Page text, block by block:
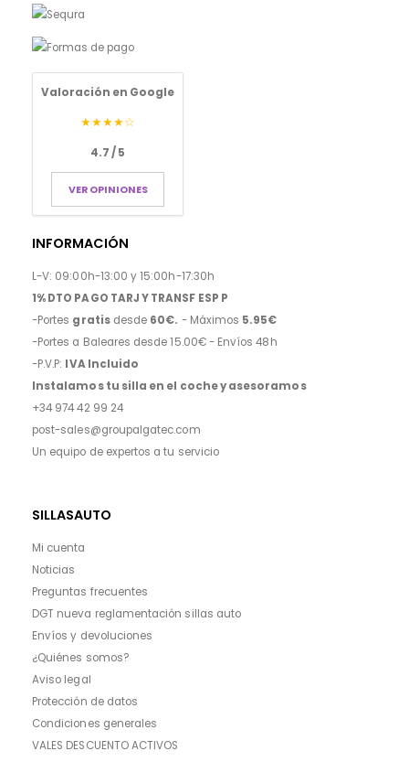
Valoración en Google
★★★★☆
4.7 / 5
VER OPINIONES
INFORMACIÓN
L-V: 09:00h-13:00 y 15:00h-17:30h
1% DTO PAGO TARJ Y TRANSF ESP P
-Portes gratisdesde 60€. - Máximos 5.95€
-Portes a Baleares desde 15.00€ - Envíos 48h
-P.V.P: IVA Incluido
Instalamos tu silla en el coche y asesoramos
+34 974 42 99 24
post-sales@groupalgatec.com
Un equipo de expertos a tu servicio
SILLASAUTO
Mi cuenta
Noticias
Preguntas frecuentes
DGT nueva reglamentación sillas auto
Envíos y devoluciones
¿Quiénes somos?
Aviso legal
Protección de datos
Condiciones generales
VALES DESCUENTO ACTIVOS